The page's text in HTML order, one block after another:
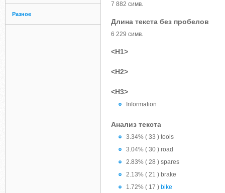
Разное
7 882 симв.
Длина текста без пробелов
6 229 симв.
<H1>
<H2>
<H3>
Information
Анализ текста
3.34% ( 33 ) tools
3.04% ( 30 ) road
2.83% ( 28 ) spares
2.13% ( 21 ) brake
1.72% ( 17 ) bike